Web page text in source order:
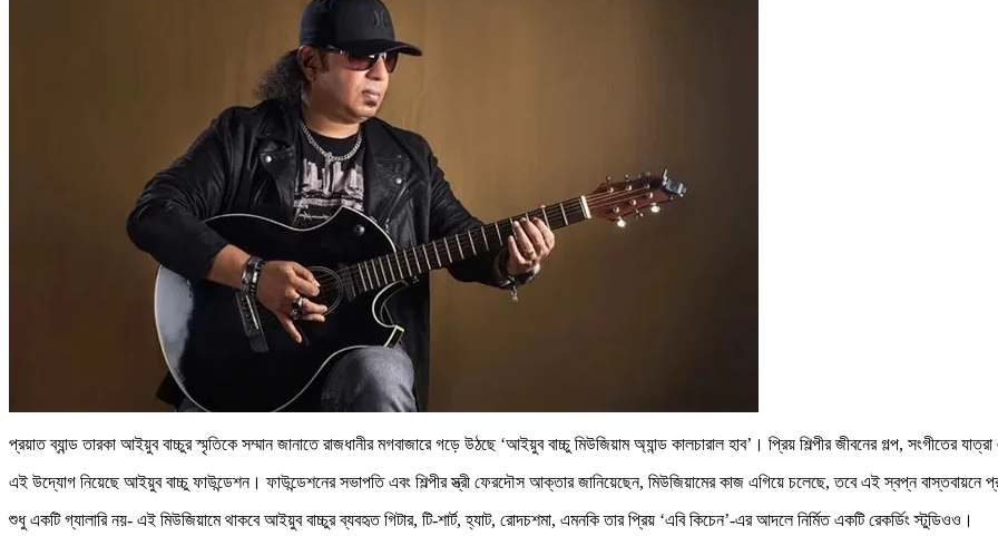
প্রয়াত ব্যান্ড তারকা আইয়ুব বাচ্চুর স্মৃতিকে সম্মান জানাতে রাজধানীর মগবাজারে গড়ে উঠছে ‘আইয়ুব বাচ্চু মিউজিয়াম অ্যান্ড কালচারাল হাব’। প্রিয় শিল্পীর জীবনের গল্প, সংগীতের
এই উদ্যোগ নিয়েছে আইয়ুব বাচ্চু ফাউন্ডেশন। ফাউন্ডেশনের সভাপতি এবং শিল্পীর স্ত্রী ফেরদৌস আক্তার জানিয়েছেন, মিউজিয়ামের কাজ এগিয়ে চলেছে, তবে এই স্বপ্ন বাস্তবায়নে
শুধু একটি গ্যালারি নয়- এই মিউজিয়ামে থাকবে আইয়ুব বাচ্চুর ব্যবহৃত গিটার, টি-শার্ট, হ্যাট, রোদচশমা, এমনকি তার প্রিয় ‘এবি কিচেন’-এর আদলে নির্মিত একটি রেকর্ডিং স্টুডিওও।